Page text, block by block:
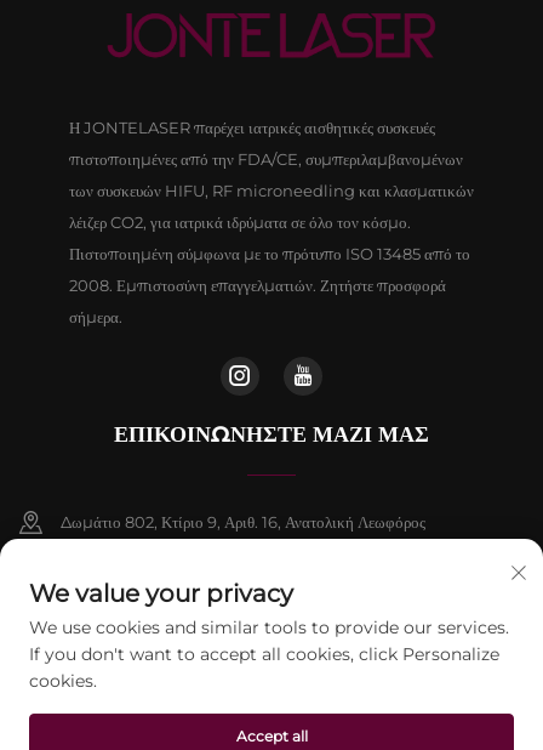
Η JONTELASER παρέχει ιατρικές αισθητικές συσκευές
πιστοποιημένες από την FDA/CE, συμπεριλαμβανομένων
των συσκευών HIFU, RF microneedling και κλασματικών
λέιζερ CO2, για ιατρικά ιδρύματα σε όλο τον κόσμο.
Πιστοποιημένη σύμφωνα με το πρότυπο ISO 13485 από το
2008. Εμπιστοσύνη επαγγελματιών. Ζητήστε προσφορά
σήμερα.
ΕΠΙΚΟΙΝΩΝΉΣΤΕ ΜΑΖΊ ΜΑΣ
Δωμάτιο 802, Κτίριο 9, Αριθ. 16, Ανατολική Λεωφόρος
+86-13911459627
[email protected]
Πνευματικά δικαιώματα © 2026 Beijing Jontelaser Technology CO., LTD.
We value your privacy
We use cookies and similar tools to provide our services.
If you don't want to accept all cookies, click Personalize
cookies.
Accept all